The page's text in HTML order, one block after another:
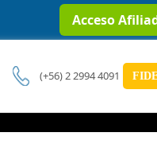
Acceso
(+56) 2 2994 4091